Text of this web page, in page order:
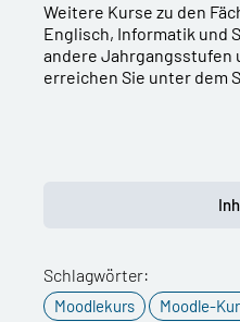
Weitere Kurse zu den
Englisch, Informatik und
andere Jahrgangsstufen
erreichen Sie unter dem
Schlagwörter:
Moodlekurs Moodle-